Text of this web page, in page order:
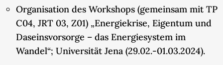
Organisation des Workshops (gemeinsam mit TP
C04, JRT 03, Z01) „Energiekrise, Eigentum und
Daseinsvorsorge – das Energiesystem im
Wandel“; Universität Jena (29.02.-01.03.2024).